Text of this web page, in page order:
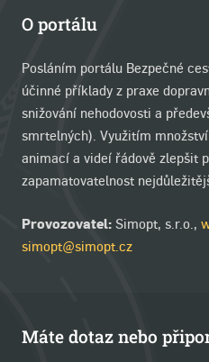
O portálu
Posláním portálu Bezpečné
účinné příklady z praxe
snižování nehodovosti a
smrtelných). Využitím
animací a videí řádově zlepšit
zapamatovatelnost
Provozovatel: Simopt, s.r.o.,
simopt@simopt.cz
Máte dotaz nebo